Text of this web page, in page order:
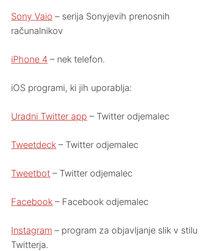
Sony Vaio – serija Sonyjevih prenosnih
računalnikov
iPhone 4 – nek telefon.
iOS programi, ki jih uporablja:
Uradni Twitter app – Twitter odjemalec
Tweetdeck – Twitter odjemalec
Tweetbot – Twitter odjemalec
Facebook – Facebook odjemalec
Instagram – program za objavljanje slik v stilu
Twitterja.